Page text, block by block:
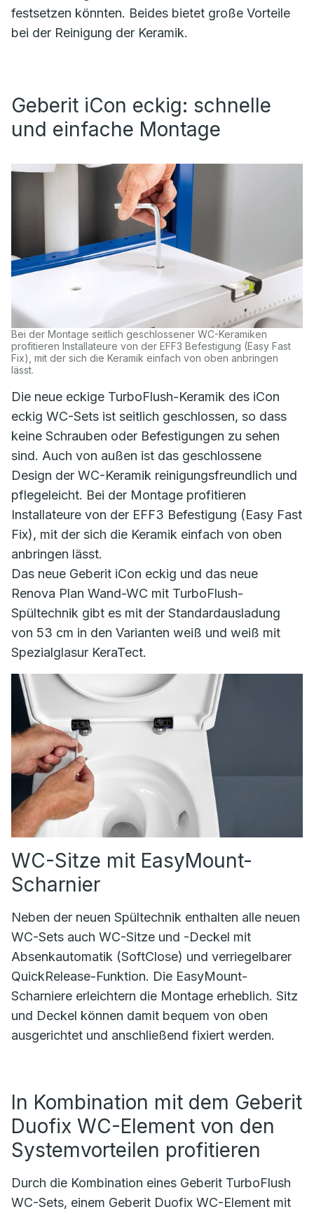
festsetzen könnten. Beides bietet große Vorteile
bei der Reinigung der Keramik.
Geberit iCon eckig: schnelle
und einfache Montage
Bei der Montage seitlich geschlossener WC-Keramiken
profitieren Installateure von der EFF3 Befestigung (Easy Fast
Fix), mit der sich die Keramik einfach von oben anbringen
lässt.
Die neue eckige TurboFlush-Keramik des iCon
eckig WC-Sets ist seitlich geschlossen, so dass
keine Schrauben oder Befestigungen zu sehen
sind. Auch von außen ist das geschlossene
Design der WC-Keramik reinigungsfreundlich und
pflegeleicht. Bei der Montage profitieren
Installateure von der EFF3 Befestigung (Easy Fast
Fix), mit der sich die Keramik einfach von oben
anbringen lässt.
Das neue Geberit iCon eckig und das neue
Renova Plan Wand-WC mit TurboFlush-
Spültechnik gibt es mit der Standardausladung
von 53 cm in den Varianten weiß und weiß mit
Spezialglasur KeraTect.
WC-Sitze mit EasyMount-
Scharnier
Neben der neuen Spültechnik enthalten alle neuen
WC-Sets auch WC-Sitze und -Deckel mit
Absenkautomatik (SoftClose) und verriegelbarer
QuickRelease-Funktion. Die EasyMount-
Scharniere erleichtern die Montage erheblich. Sitz
und Deckel können damit bequem von oben
ausgerichtet und anschließend fixiert werden.
In Kombination mit dem Geberit
Duofix WC-Element von den
Systemvorteilen profitieren
Durch die Kombination eines Geberit TurboFlush
WC-Sets, einem Geberit Duofix WC-Element mit